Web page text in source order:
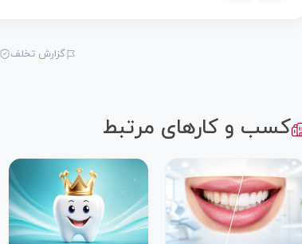
گزارش تخلف
کسب و کارهای مرتبط